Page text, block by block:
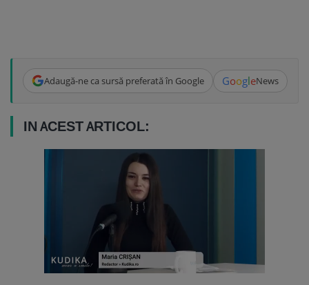
Adaugă-ne ca sursă preferată în Google GoogleNews
IN ACEST ARTICOL: